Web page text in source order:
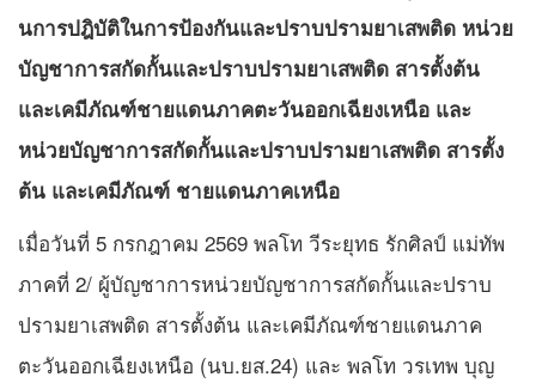
นการปฎิบัติในการป้องกันและปราบปรามยาเสพติด หน่วย
บัญชาการสกัดกั้นและปราบปรามยาเสพติด สารตั้งต้น
และเคมีภัณฑ์ชายแดนภาคตะวันออกเฉียงเหนือ และ
หน่วยบัญชาการสกัดกั้นและปราบปรามยาเสพติด สารตั้ง
ต้น และเคมีภัณฑ์ ชายแดนภาคเหนือ
เมื่อวันที่ 5 กรกฎาคม 2569 พลโท วีระยุทธ รักศิลป์ แม่ทัพ
ภาคที่ 2/ ผู้บัญชาการหน่วยบัญชาการสกัดกั้นและปราบ
ปรามยาเสพติด สารตั้งต้น และเคมีภัณฑ์ชายแดนภาค
ตะวันออกเฉียงเหนือ (นบ.ยส.24) และ พลโท วรเทพ บุญ